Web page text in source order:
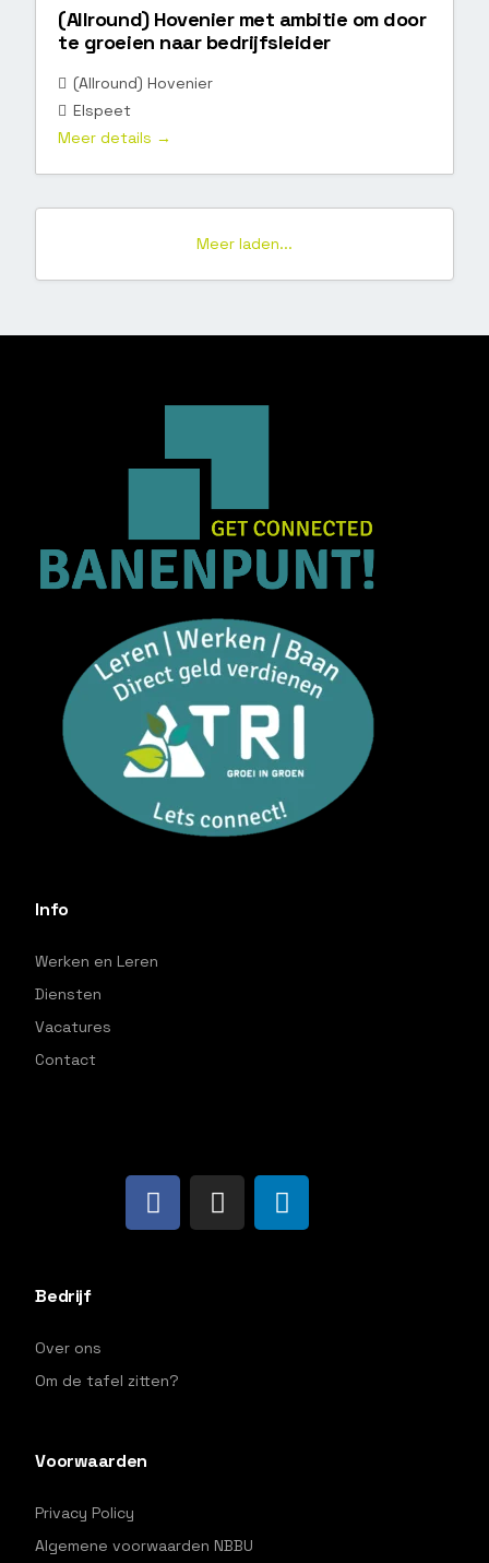
(Allround) Hovenier met ambitie om door
te groeien naar bedrijfsleider
(Allround) Hovenier
Elspeet
Meer details
Meer laden...
Info
Werken en Leren
Diensten
Vacatures
Contact
Bedrijf
Over ons
Om de tafel zitten?
Voorwaarden
Privacy Policy
Algemene voorwaarden NBBU